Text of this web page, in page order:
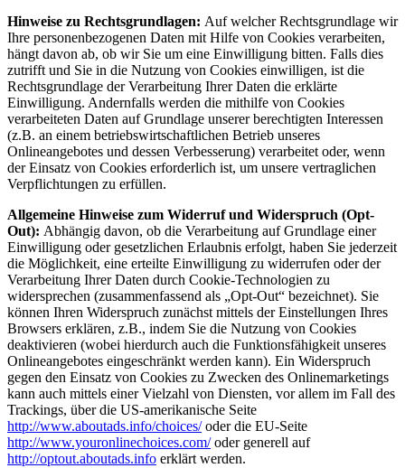
Hinweise zu Rechtsgrundlagen: Auf welcher Rechtsgrundlage wir
Ihre personenbezogenen Daten mit Hilfe von Cookies verarbeiten,
hängt davon ab, ob wir Sie um eine Einwilligung bitten. Falls dies
zutrifft und Sie in die Nutzung von Cookies einwilligen, ist die
Rechtsgrundlage der Verarbeitung Ihrer Daten die erklärte
Einwilligung. Andernfalls werden die mithilfe von Cookies
verarbeiteten Daten auf Grundlage unserer berechtigten Interessen
(z.B. an einem betriebswirtschaftlichen Betrieb unseres
Onlineangebotes und dessen Verbesserung) verarbeitet oder, wenn
der Einsatz von Cookies erforderlich ist, um unsere vertraglichen
Verpflichtungen zu erfüllen.
Allgemeine Hinweise zum Widerruf und Widerspruch (Opt-
Out): Abhängig davon, ob die Verarbeitung auf Grundlage einer
Einwilligung oder gesetzlichen Erlaubnis erfolgt, haben Sie jederzeit
die Möglichkeit, eine erteilte Einwilligung zu widerrufen oder der
Verarbeitung Ihrer Daten durch Cookie-Technologien zu
widersprechen (zusammenfassend als „Opt-Out“ bezeichnet). Sie
können Ihren Widerspruch zunächst mittels der Einstellungen Ihres
Browsers erklären, z.B., indem Sie die Nutzung von Cookies
deaktivieren (wobei hierdurch auch die Funktionsfähigkeit unseres
Onlineangebotes eingeschränkt werden kann). Ein Widerspruch
gegen den Einsatz von Cookies zu Zwecken des Onlinemarketings
kann auch mittels einer Vielzahl von Diensten, vor allem im Fall des
Trackings, über die US-amerikanische Seite
http://www.aboutads.info/choices/oder die EU-Seite
http://www.youronlinechoices.com/oder generell auf
http://optout.aboutads.info erklärt werden.